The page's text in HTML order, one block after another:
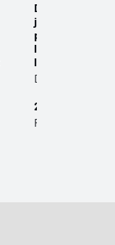
Dire le droit,
justice : les
peuples
le droit des
l'égalité
Droit
24,95 $ - 19,95 $
Papier, PDF ou